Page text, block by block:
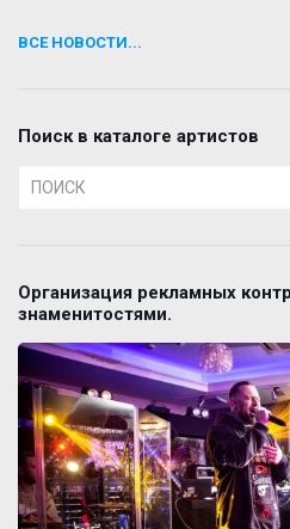
ВСЕ НОВОСТИ...
Поиск в каталоге артистов
Организация рекламных
знаменитостями.